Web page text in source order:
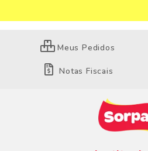
Meus Pedidos
Notas Fiscais